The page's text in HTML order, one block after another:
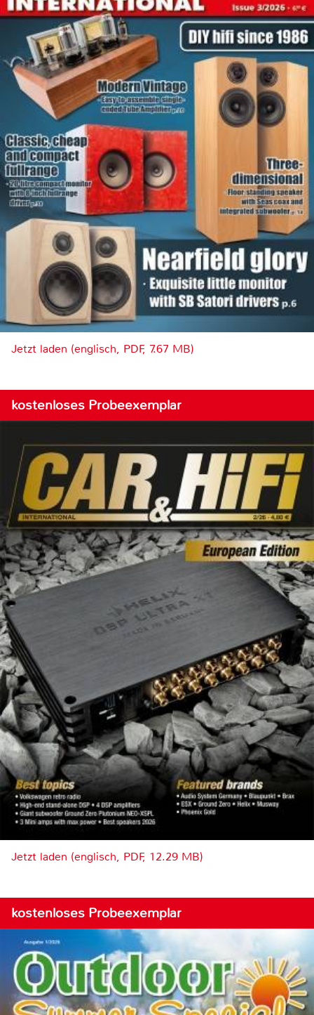
Jetzt laden (englisch, PDF, 7.67 MB)
kostenloses Probeexemplar
Jetzt laden (englisch, PDF, 12.29 MB)
kostenloses Probeexemplar